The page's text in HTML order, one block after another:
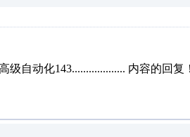
级自动化143................... 内容的回复